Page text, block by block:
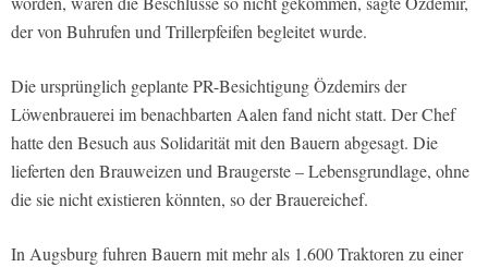
der von Buhrufen und Trillerpfeifen begleitet wurde.
Die ursprünglich geplante PR-Besichtigung Özdemirs der
Löwenbrauerei im benachbarten Aalen fand nicht statt. Der Chef
hatte den Besuch aus Solidarität mit den Bauern abgesagt. Die
lieferten den Brauweizen und Braugerste – Lebensgrundlage, ohne
die sie nicht existieren könnten, so der Brauereichef.
In Augsburg fuhren Bauern mit mehr als 1.600 Traktoren zu einer